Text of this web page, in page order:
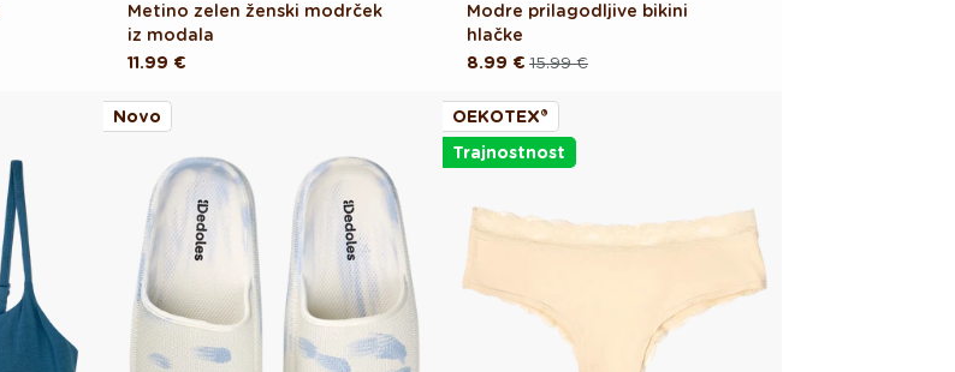
Metino zelen ženski modrček
iz modala
Redna
11.99 €
Modre prilagodljive bikini
hlačke
Redna 15.99 €
Akcijska
8.99 €
Novo
OEKOTEX®
Trajnostnost